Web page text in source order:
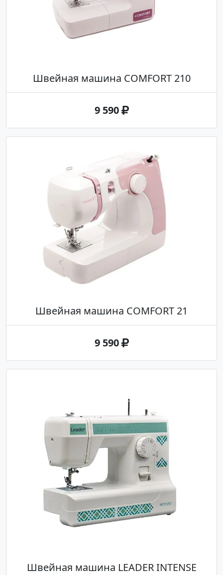
Швейная машина COMFORT 210
9 590
Швейная машина COMFORT 21
9 590
Швейная машина LEADER INTENSE